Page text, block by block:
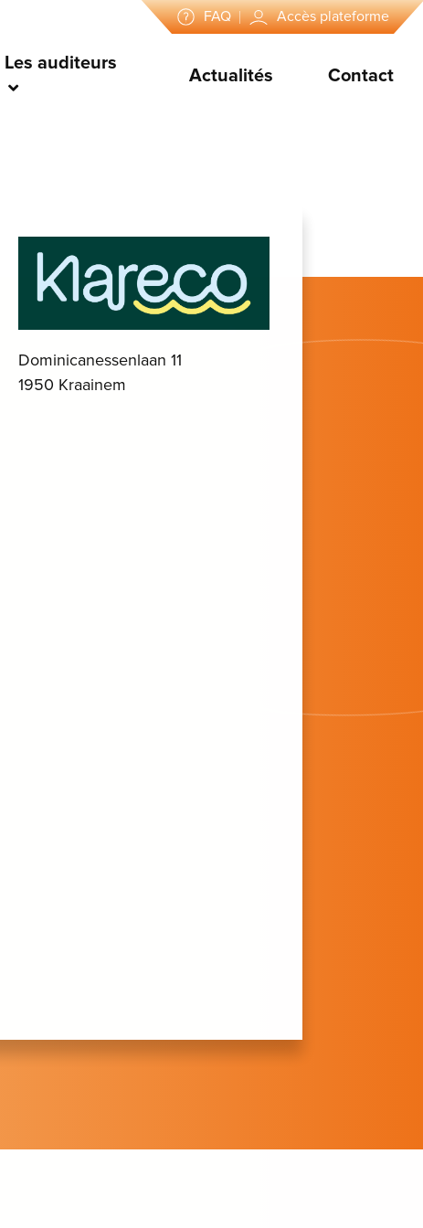
Les auditeurs
Actualités Contact
FAQ Accès plateforme
Dominicanessenlaan 11
1950 Kraainem